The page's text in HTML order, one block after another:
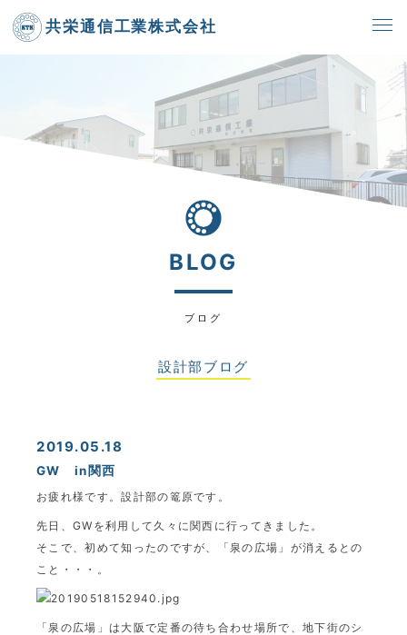
共栄通信工業株式会社
BLOG
ブログ
設計部ブログ
2019.05.18
GW in関西
お疲れ様です。設計部の篭原です。
先日、GWを利用して久々に関西に行ってきました。
そこで、初めて知ったのですが、「泉の広場」が消えるとの
こと・・・。
「泉の広場」は大阪で定番の待ち合わせ場所で、地下街のシ